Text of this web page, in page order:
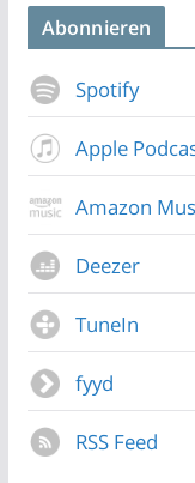
Abonnieren
Spotify
Apple
Amazon
Deezer
TuneIn
fyyd
RSS Feed